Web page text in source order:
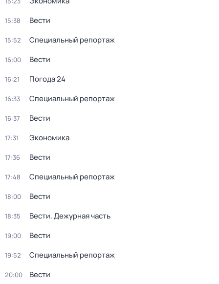
15:38 Вести
15:52 Специальный репортаж
16:00 Вести
16:21 Погода 24
16:33 Специальный репортаж
16:37 Вести
17:31 Экономика
17:36 Вести
17:48 Специальный репортаж
18:00 Вести
18:35 Вести. Дежурная часть
19:00 Вести
19:52 Специальный репортаж
20:00 Вести